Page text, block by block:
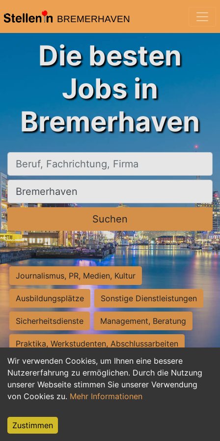
BREMERHAVEN
Wir verwenden Cookies, um Ihnen eine bessere
Nutzererfahrung zu ermöglichen. Durch die Nutzung
unserer Webseite stimmen Sie unserer Verwendung
von Cookies zu. Mehr Informationen
Zustimmen
Die besten
Jobs in
Bremerhaven
Beruf, Fachrichtung, Firma
Ort, Stadt
Suchen
Journalismus, PR, Medien, Kultur
Ausbildungsplätze Sonstige Dienstleistungen
Sicherheitsdienste Management, Beratung
Praktika, Werkstudenten, Abschlussarbeiten
Personalwesen Assistenz, Sekretariat
Hilfskräfte, Aushilfs- und Nebenjobs
Weiterbildung, Studium, duale Ausbildung